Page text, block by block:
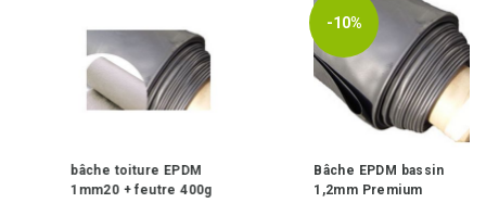
Bâche EPDM bassin
1,2mm Premium
bâche toiture EPDM
1mm20 + feutre 400g